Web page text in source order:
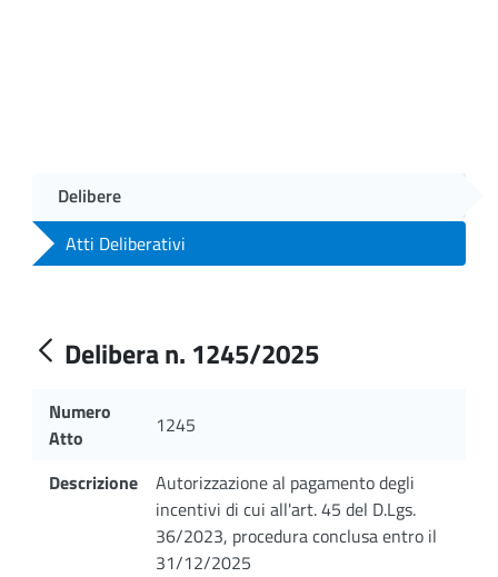
Delibere
Atti Deliberativi
Delibera n. 1245/2025
Numero
Atto
1245
Descrizione
Autorizzazione al pagamento degli
incentivi di cui all'art. 45 del D.Lgs.
36/2023, procedura conclusa entro il
31/12/2025